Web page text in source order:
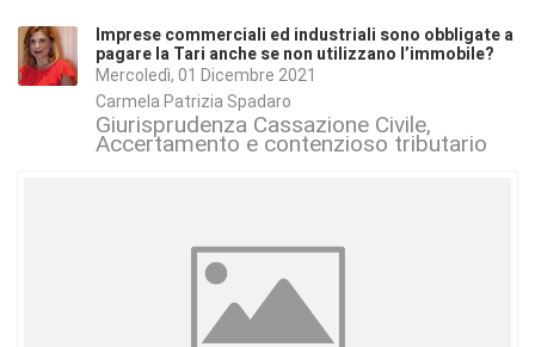
Imprese commerciali ed industriali sono obbligate a
pagare la Tari anche se non utilizzano l’immobile?
Mercoledì, 01 Dicembre 2021
Carmela Patrizia Spadaro
Giurisprudenza Cassazione Civile
Accertamento e contenzioso tributario